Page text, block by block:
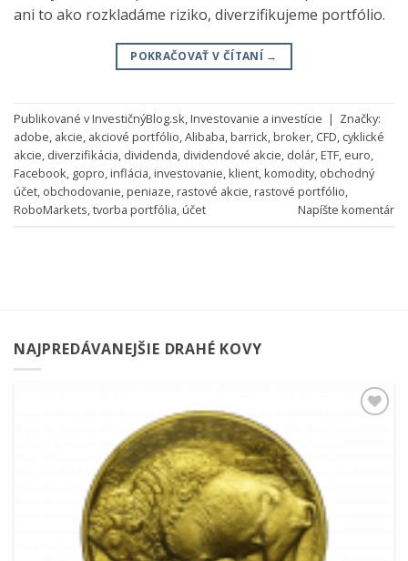
ani to ako rozkladáme riziko, diverzifikujeme portfólio.
POKRAČOVAŤ V ČÍTANÍ →
Publikované vInvestičnýBlog.sk,Investovanie a investície | Značky:
adobe, akcie, akciové portfólio,Alibaba,barrick,broker, CFD, cyklické
akcie, diverzifikácia, dividenda, dividendové akcie, dolár,ETF, euro,
Facebook, gopro,inflácia,investovanie,klient,komodity, obchodný
účet, obchodovanie,peniaze,rastové akcie,rastové portfólio,
RoboMarkets,tvorba portfólia,účet Napíšte komentár
NAJPREDÁVANEJŠIE DRAHÉ KOVY